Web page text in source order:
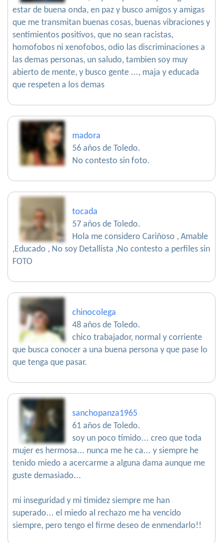
estar de buena onda, en paz y busco amigos y amigas
que me transmitan buenas cosas, buenas vibraciones y
sentimientos positivos, que no sean racistas,
homofobos ni xenofobos, odio las discriminaciones a
las demas personas, un saludo, tambien soy muy
abierto de mente, y busco gente ..., maja y educada
que respeten a los demas
madora
56 años de Toledo.
No contesto sin foto.
tocada
57 años de Toledo.
Hola me considero Cariñoso , Amable
,Educado , No soy Detallista ,No contesto a perfiles sin
FOTO
chinocolega
48 años de Toledo.
chico trabajador, normal y corriente
que busca conocer a una buena persona y que pase lo
que tenga que pasar.
sanchopanza1965
61 años de Toledo.
soy un poco tímido... creo que toda
mujer es hermosa... nunca me he ca... y siempre he
tenido miedo a acercarme a alguna dama aunque me
guste demasiado...
mi inseguridad y mi timidez siempre me han
superado... el miedo al rechazo me ha vencido
siempre, pero tengo el firme deseo de enmendarlo!!